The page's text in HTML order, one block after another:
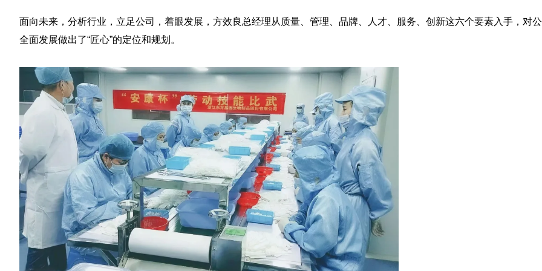
面向未来，分析行业，立足公司，着眼发展，方效良总经理从质量、管理、品牌、人才、服务、创新这六个要素入手，对
全面发展做出了“匠心”的定位和规划。